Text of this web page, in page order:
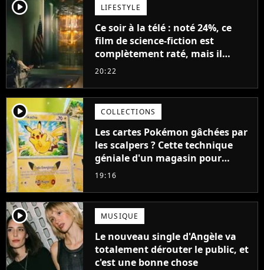
player2 LIFESTYLE
Ce soir à la télé : noté 24%, ce
film de science-fiction est
complètement raté, mais il
aurait pu être encore pire à
20:22
player2 COLLECTIONS
Les cartes Pokémon gâchées par
les scalpers ? Cette technique
géniale d'un magasin pour
ruiner les revendeurs
19:16
player2 MUSIQUE
Le nouveau single d'Angèle va
totalement dérouter le public, et
c'est une bonne chose